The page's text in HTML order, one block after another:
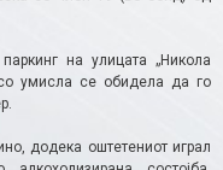
на улицата „Никола
умисла се обидела да го
додека оштетениот играл